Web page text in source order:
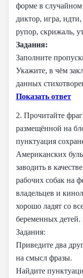
форме в случайном
диктор, игра,
рупор, скрижаль,
Задания:
Заполните
Укажите, в чём
данных
Показать ответ
2. Прочитайте
размещённой на
пунктуация
Американских
заводить в
рабочих собак на
владельцев и
хорошо ладят со
беременных детей.
Задания:
Приведите два
на смысл фразы.
Найдите